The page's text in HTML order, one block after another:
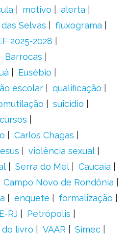
motivo
alerta
Selvas
fluxograma
2025-2028
Barrocas
Eusébio
escolar
qualificação
suicídio
cursos
Carlos Chagas
violência sexual
Serra do Mel
Caucaia
Campo Novo de Rondônia
enquete
formalização
RJ
Petrópolis
livro VAAR
Simec